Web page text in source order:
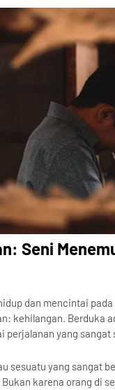
Seni
dan mencintai
kehilangan. Berduka
perjalanan yang sangat
sesuatu yang sangat
karena orang di